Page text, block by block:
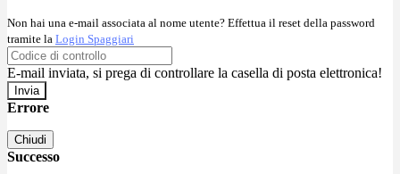
Non hai una e-mail associata al nome utente? Effettua il reset della password
tramite la Login Spaggiari
E-mail inviata, si prega di controllare la casella di posta elettronica!
Errore
Chiudi
Successo